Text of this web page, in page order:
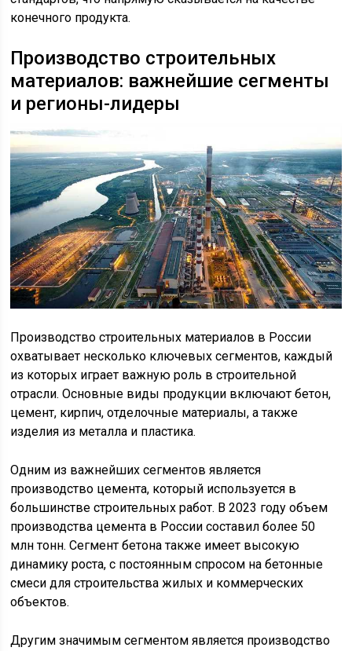
конечного продукта.
Производство строительных
материалов: важнейшие сегменты
и регионы-лидеры
Производство строительных материалов в России
охватывает несколько ключевых сегментов, каждый
из которых играет важную роль в строительной
отрасли. Основные виды продукции включают бетон,
цемент, кирпич, отделочные материалы, а также
изделия из металла и пластика.
Одним из важнейших сегментов является
производство цемента, который используется в
большинстве строительных работ. В 2023 году объем
производства цемента в России составил более 50
млн тонн. Сегмент бетона также имеет высокую
динамику роста, с постоянным спросом на бетонные
смеси для строительства жилых и коммерческих
объектов.
Другим значимым сегментом является производство